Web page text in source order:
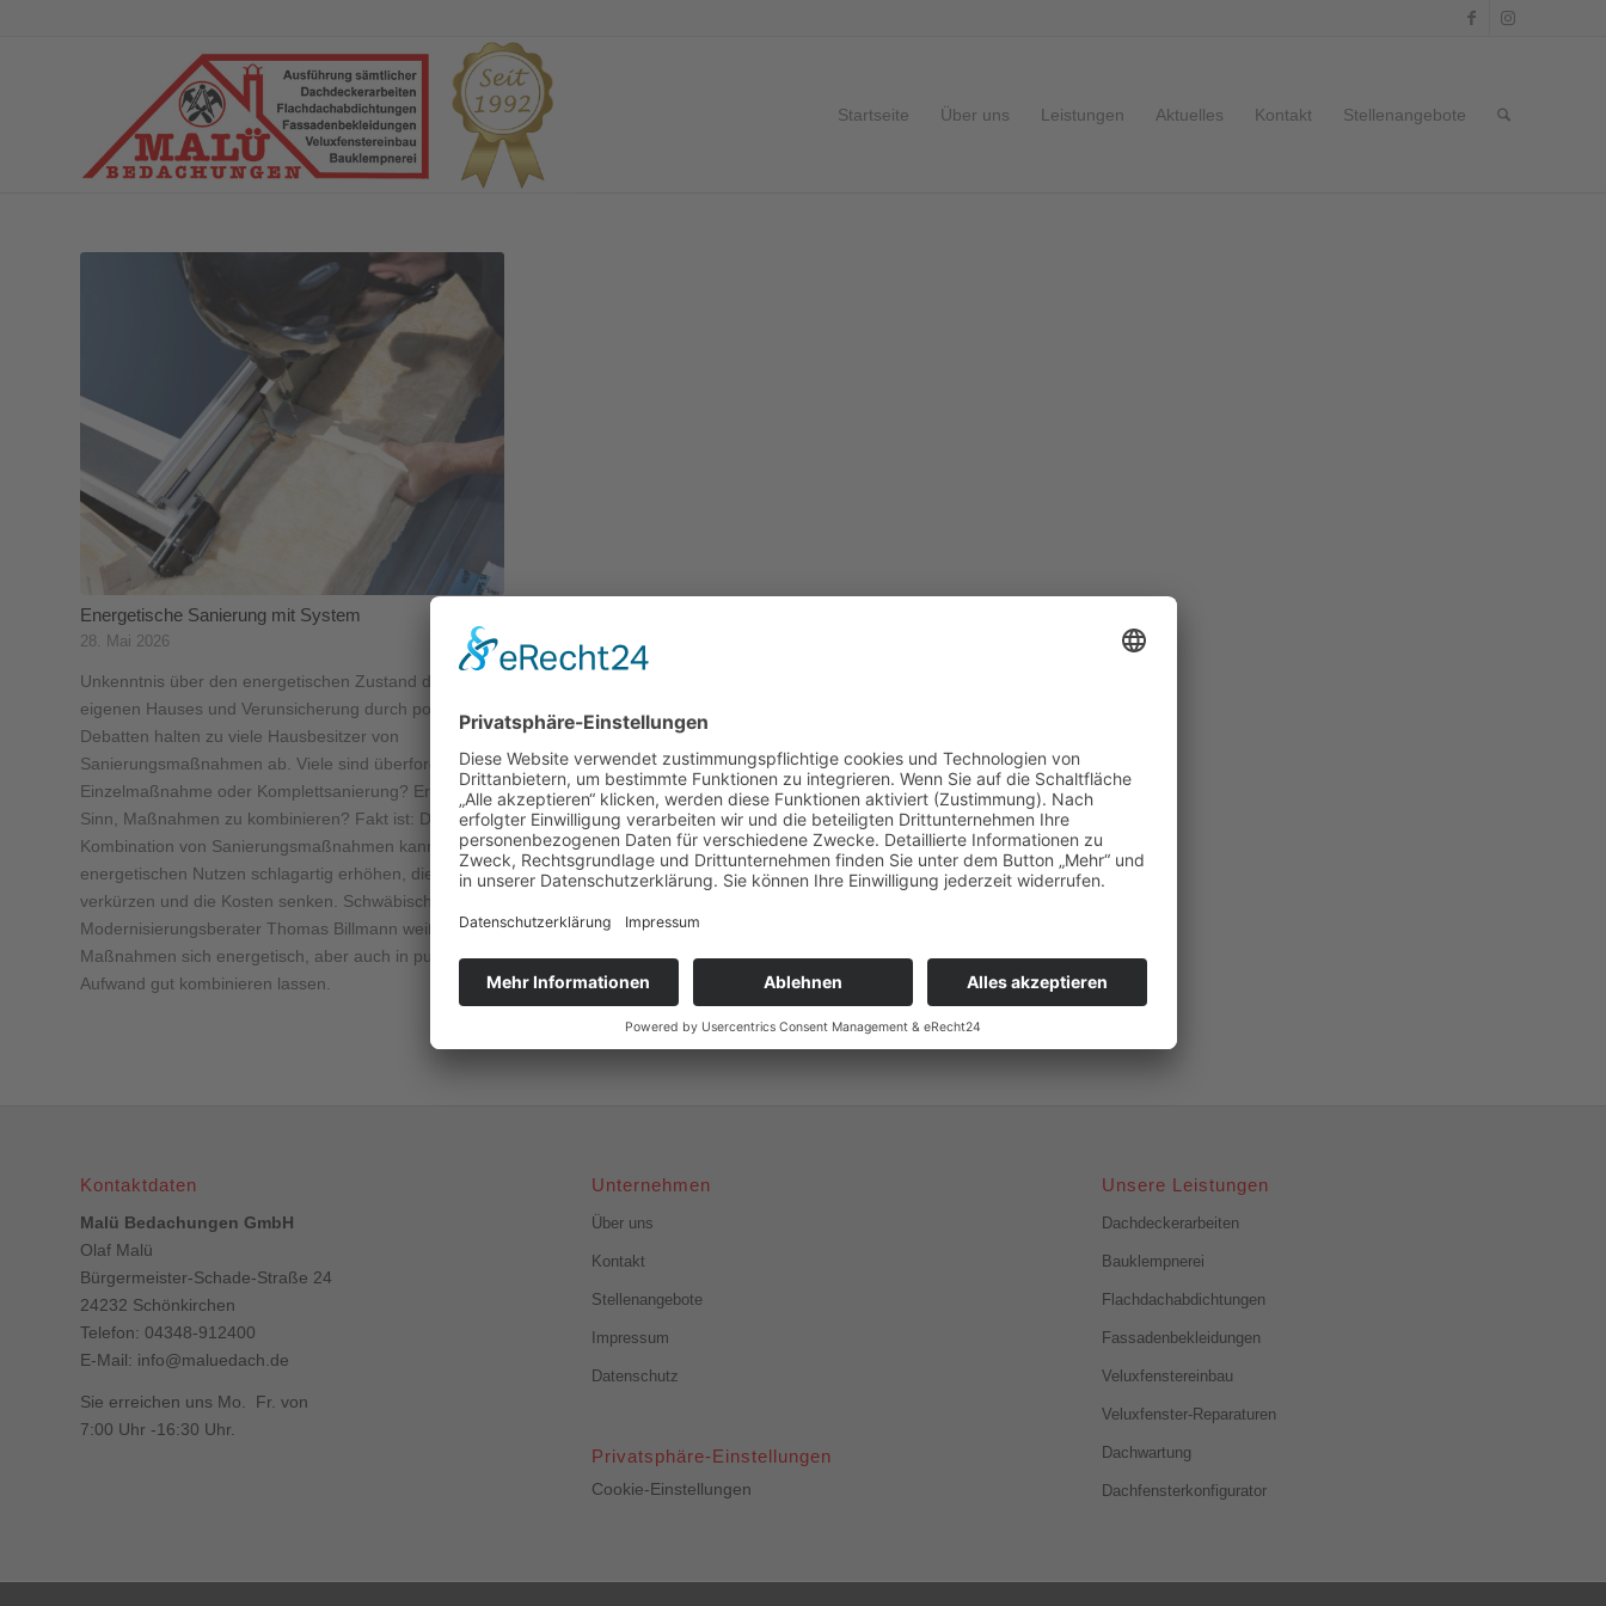
Startseite Über uns Leistungen Aktuelles Kontakt Stellenangebote
Energetische Sanierung mit System
28. Mai 2026
Unkenntnis über den energetischen Zustand des
eigenen Hauses und Verunsicherung durch politische
Debatten halten zu viele Hausbesitzer von
Sanierungsmaßnahmen ab. Viele sind überfordert:
Einzelmaßnahme oder Komplettsanierung? Ergibt es
Sinn, Maßnahmen zu kombinieren? Fakt ist: Die
Kombination von Sanierungsmaßnahmen kann den
energetischen Nutzen schlagartig erhöhen, die Bauzeit
verkürzen und die Kosten senken. Schwäbisch Hall-
Modernisierungsberater Thomas Billmann weiß, welche
Maßnahmen sich energetisch, aber auch in puncto
Aufwand gut kombinieren lassen.
Kontaktdaten
Malü Bedachungen GmbH
Olaf Malü
Bürgermeister-Schade-Straße 24
24232 Schönkirchen
Telefon: 04348-912400
E-Mail: info@maluedach.de
Sie erreichen uns Mo. Fr. von
7:00 Uhr -16:30 Uhr.
Unternehmen
Über uns
Kontakt
Stellenangebote
Impressum
Datenschutz
Privatsphäre-Einstellungen
Cookie-Einstellungen
Unsere Leistungen
Dachdeckerarbeiten
Bauklempnerei
Flachdachabdichtungen
Fassadenbekleidungen
Veluxfenstereinbau
Veluxfenster-Reparaturen
Dachwartung
Dachfensterkonfigurator